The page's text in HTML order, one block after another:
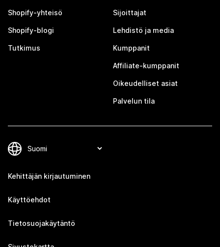
Shopify-yhteisö
Shopify-blogi
Tutkimus
Sijoittajat
Lehdistö ja media
Kumppanit
Affiliate-kumppanit
Oikeudelliset asiat
Palvelun tila
Kehittäjän kirjautuminen
Käyttöehdot
Tietosuojakäytäntö